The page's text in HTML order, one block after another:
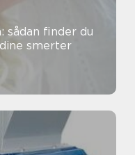
sådan finder du
smerter